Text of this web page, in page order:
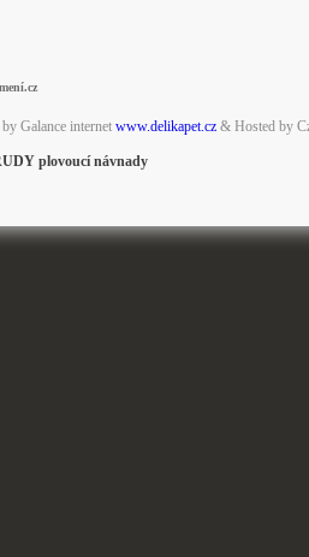
Galance internet www.delikapet.cz& Hosted by
plovoucí návnady